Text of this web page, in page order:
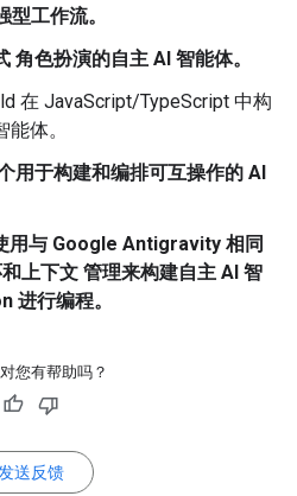
型工作流。
角色扮演的自主 AI 智能体。
在 JavaScript/TypeScript 中构
体。
用于构建和编排可互操作的 AI
用与 Google Antigravity 相同
上下文 管理来构建自主 AI 智
进行编程。
您有帮助吗？
发送反馈